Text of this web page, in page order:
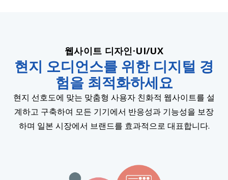
웹사이트 디자인·UI/UX
현지 오디언스를 위한 디지털 경
험을 최적화하세요
현지 선호도에 맞는 맞춤형 사용자 친화적 웹사이트를 설
계하고 구축하여 모든 기기에서 반응성과 기능성을 보장
하며 일본 시장에서 브랜드를 효과적으로 대표합니다.